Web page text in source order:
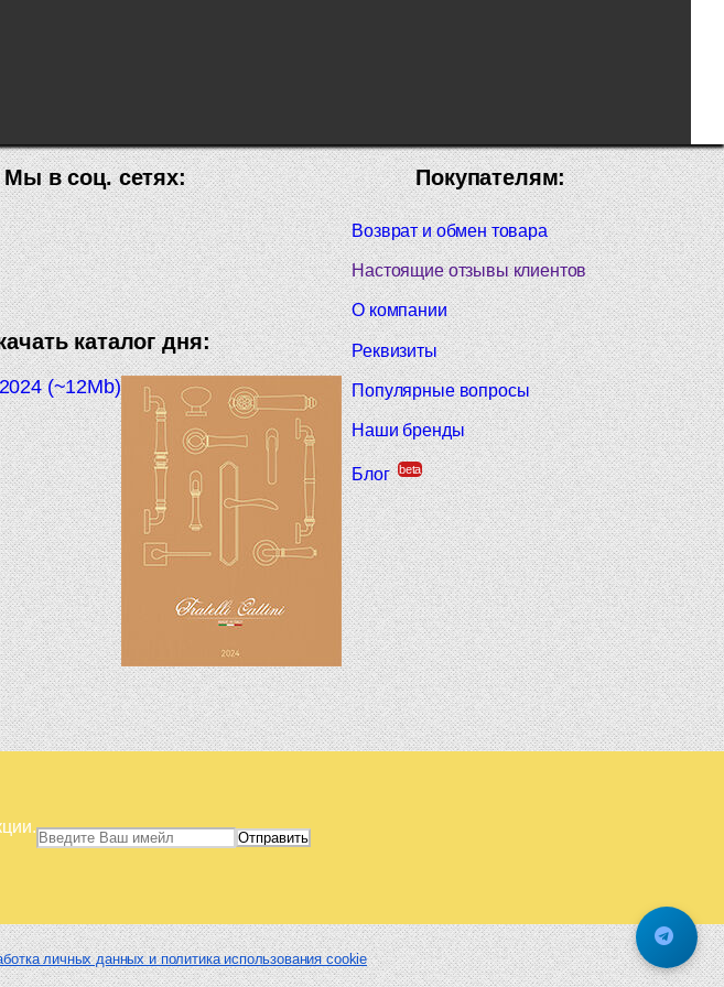
Покупателям:
Возврат и обмен товара
Настоящие отзывы клиентов
О компании
Реквизиты
Популярные вопросы
Наши бренды
Блог beta
Мы в соц. сетях:
каталог дня:
(~12Mb)
личных данных и политика использования cookie